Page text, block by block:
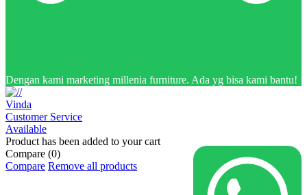
Dengan kami marketing millenia furniture. Ada yg bisa kami bantu!
Vinda
Customer Service
Available
Product has been added to your cart
Compare (0)
Compare Remove all products